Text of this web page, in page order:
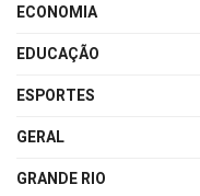
ECONOMIA
EDUCAÇÃO
ESPORTES
GERAL
GRANDE RIO